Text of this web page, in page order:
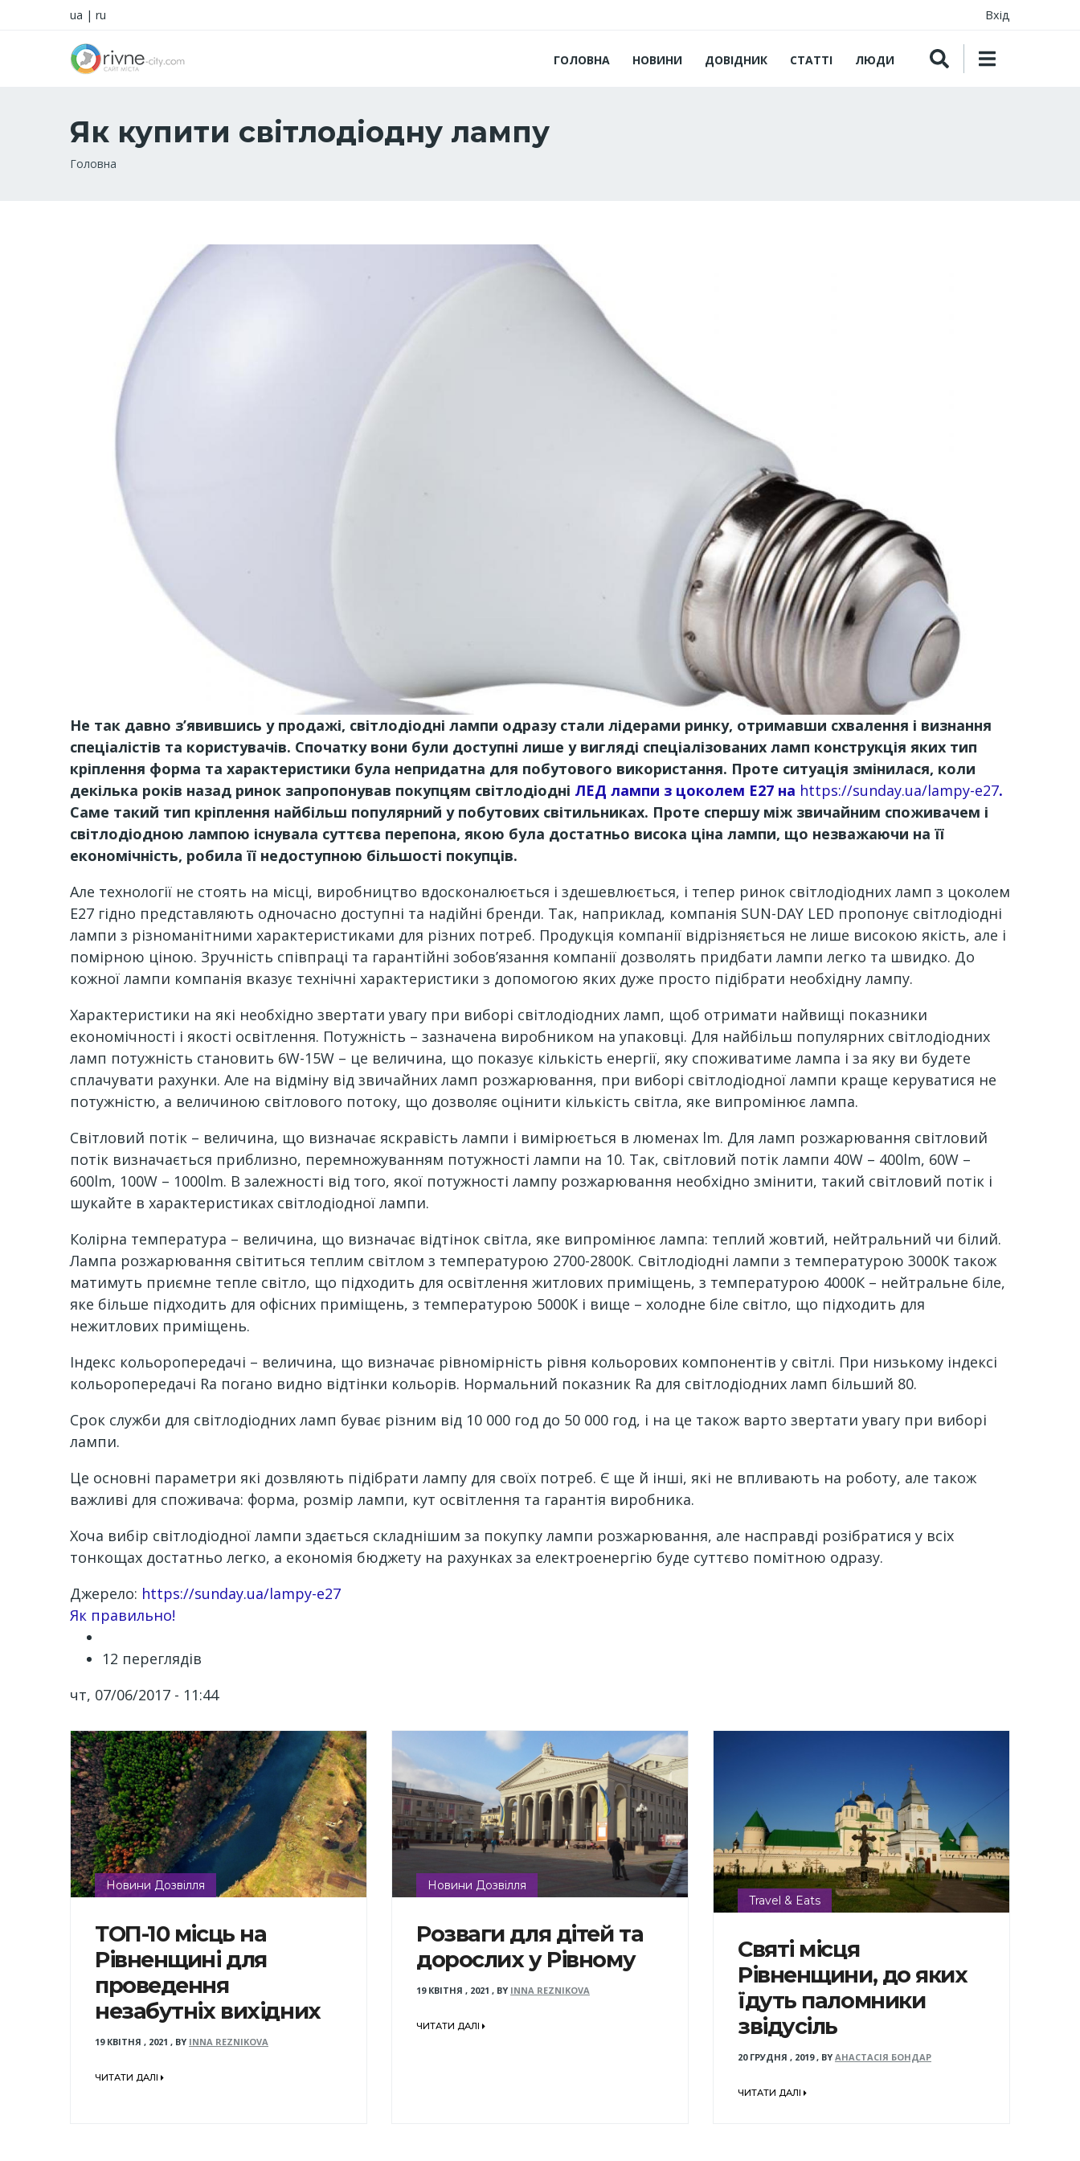
ua | ru Вхід
ГОЛОВНА НОВИНИ ДОВІДНИК СТАТТІ ЛЮДИ
Як купити світлодіодну лампу
Рядок
Головна
Не так давно з’явившись у продажі, світлодіодні лампи одразу стали лідерами ринку, отримавши схвалення і визнання
спеціалістів та користувачів. Спочатку вони були доступні лише у вигляді спеціалізованих ламп конструкція яких тип
кріплення форма та характеристики була непридатна для побутового використання. Проте ситуація змінилася, коли
декілька років назад ринок запропонував покупцям світлодіодні ЛЕД лампи з цоколем E27 на https://sunday.ua/lampy-e27.
Саме такий тип кріплення найбільш популярний у побутових світильниках. Проте спершу між звичайним споживачем і
світлодіодною лампою існувала суттєва перепона, якою була достатньо висока ціна лампи, що незважаючи на її
економічність, робила її недоступною більшості покупців.
Але технології не стоять на місці, виробництво вдосконалюється і здешевлюється, і тепер ринок світлодіодних ламп з цоколем
Е27 гідно представляють одночасно доступні та надійні бренди. Так, наприклад, компанія SUN-DAY LED пропонує світлодіодні
лампи з різноманітними характеристиками для різних потреб. Продукція компанії відрізняється не лише високою якість, але і
помірною ціною. Зручність співпраці та гарантійні зобов’язання компанії дозволять придбати лампи легко та швидко. До
кожної лампи компанія вказує технічні характеристики з допомогою яких дуже просто підібрати необхідну лампу.
Характеристики на які необхідно звертати увагу при виборі світлодіодних ламп, щоб отримати найвищі показники
економічності і якості освітлення. Потужність – зазначена виробником на упаковці. Для найбільш популярних світлодіодних
ламп потужність становить 6W-15W – це величина, що показує кількість енергії, яку споживатиме лампа і за яку ви будете
сплачувати рахунки. Але на відміну від звичайних ламп розжарювання, при виборі світлодіодної лампи краще керуватися не
потужністю, а величиною світлового потоку, що дозволяє оцінити кількість світла, яке випромінює лампа.
Світловий потік – величина, що визначає яскравість лампи і вимірюється в люменах lm. Для ламп розжарювання світловий
потік визначається приблизно, перемножуванням потужності лампи на 10. Так, світловий потік лампи 40W – 400lm, 60W –
600lm, 100W – 1000lm. В залежності від того, якої потужності лампу розжарювання необхідно змінити, такий світловий потік і
шукайте в характеристиках світлодіодної лампи.
Колірна температура – величина, що визначає відтінок світла, яке випромінює лампа: теплий жовтий, нейтральний чи білий.
Лампа розжарювання світиться теплим світлом з температурою 2700-2800К. Світлодіодні лампи з температурою 3000К також
матимуть приємне тепле світло, що підходить для освітлення житлових приміщень, з температурою 4000К – нейтральне біле,
яке більше підходить для офісних приміщень, з температурою 5000К і вище – холодне біле світло, що підходить для
нежитлових приміщень.
Індекс кольоропередачі – величина, що визначає рівномірність рівня кольорових компонентів у світлі. При низькому індексі
кольоропередачі Ra погано видно відтінки кольорів. Нормальний показник Ra для світлодіодних ламп більший 80.
Срок служби для світлодіодних ламп буває різним від 10 000 год до 50 000 год, і на це також варто звертати увагу при виборі
лампи.
Це основні параметри які дозвляють підібрати лампу для своїх потреб. Є ще й інші, які не впливають на роботу, але також
важливі для споживача: форма, розмір лампи, кут освітлення та гарантія виробника.
Хоча вибір світлодіодної лампи здається складнішим за покупку лампи розжарювання, але насправді розібратися у всіх
тонкощах достатньо легко, а економія бюджету на рахунках за електроенергію буде суттєво помітною одразу.
Джерело: https://sunday.ua/lampy-e27
Channel
Як правильно!
12 переглядів
чт, 07/06/2017 - 11:44
Новини Дозвілля
ТОП-10 місць на
Рівненщині для
проведення
незабутніх вихідних
19 КВІТНЯ , 2021 , BY INNA REZNIKOVA
ЧИТАТИ ДАЛІ
Новини Дозвілля
Розваги для дітей та
дорослих у Рівному
19 КВІТНЯ , 2021 , BY INNA REZNIKOVA
ЧИТАТИ ДАЛІ
Travel & Eats
Святі місця
Рівненщини, до яких
їдуть паломники
звідусіль
20 ГРУДНЯ , 2019, BY АНАСТАСІЯ БОНДАР
ЧИТАТИ ДАЛІ